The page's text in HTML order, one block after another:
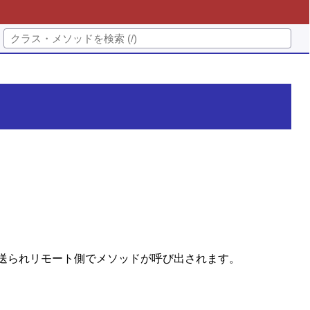
れリモート側でメソッドが呼び出されます。